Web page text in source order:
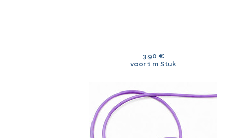
3.90 €
voor 1 m Stuk